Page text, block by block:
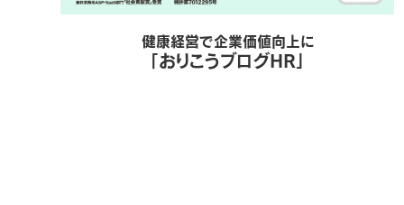
健康経営で企業価値向上に
「おりこうブログHR」